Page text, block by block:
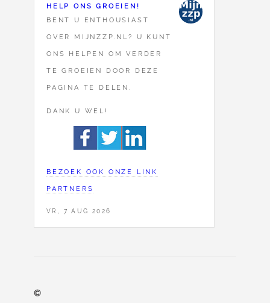
HELP ONS GROEIEN!
BENT U ENTHOUSIAST
OVER MIJNZZP.NL? U KUNT
ONS HELPEN OM VERDER
TE GROEIEN DOOR DEZE
PAGINA TE DELEN.
DANK U WEL!
BEZOEK OOK ONZE LINK
PARTNERS
VR, 7 AUG 2026
©